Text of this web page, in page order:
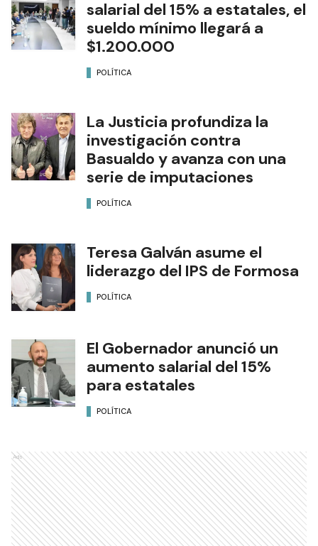
salarial del 15% a estatales, el
sueldo mínimo llegará a
$1.200.000
POLÍTICA
La Justicia profundiza la
investigación contra
Basualdo y avanza con una
serie de imputaciones
POLÍTICA
Teresa Galván asume el
liderazgo del IPS de Formosa
POLÍTICA
El Gobernador anunció un
aumento salarial del 15%
para estatales
POLÍTICA
Ads